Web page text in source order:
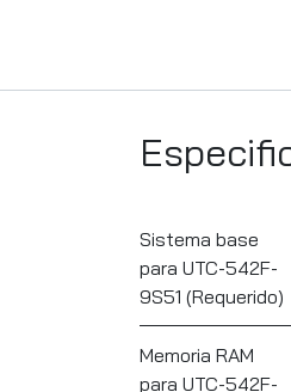
Sistema base
para UTC-542F-
9S51 (Requerido)
Memoria RAM
para UTC-542F-